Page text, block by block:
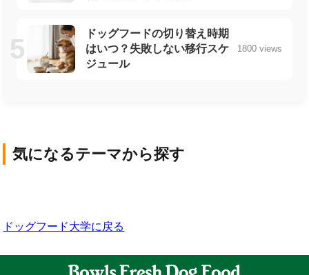
ドッグフードの切り替え時期
はいつ？失敗しない移行スケ
ジュール
1800 views
気になるテーマから探す
犬の基礎知識
犬の品種
ドッグフード大学に戻る